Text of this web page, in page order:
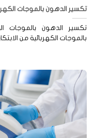
الدهون بالموجات
الدهون بالموجات
الكهربائية من